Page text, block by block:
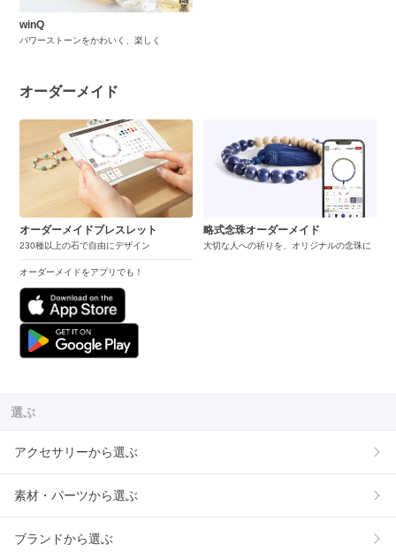
winQ
パワーストーンをかわいく、楽しく
オーダーメイド
オーダーメイドブレスレット
230種以上の石で自由にデザイン
オーダーメイドをアプリでも！
略式念珠オーダーメイド
大切な人への祈りを、オリジナルの念珠に
選ぶ
アクセサリーから選ぶ
素材・パーツから選ぶ
ブランドから選ぶ